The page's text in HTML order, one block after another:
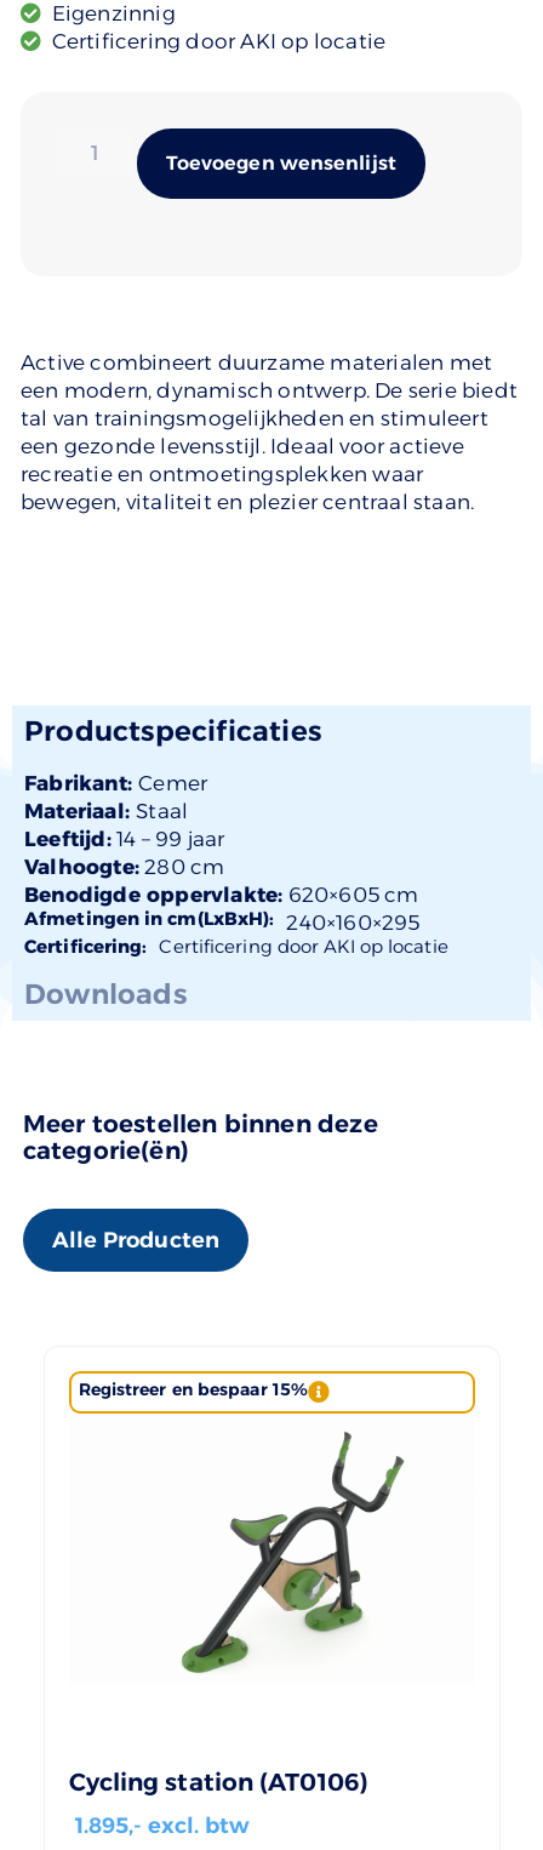
Eigenzinnig
Certificering door AKI op locatie
Toevoegen wensenlijst
Active combineert duurzame materialen met
een modern, dynamisch ontwerp. De serie biedt
tal van trainingsmogelijkheden en stimuleert
een gezonde levensstijl. Ideaal voor actieve
recreatie en ontmoetingsplekken waar
bewegen, vitaliteit en plezier centraal staan.
Productspecificaties
Fabrikant:Cemer
Materiaal:Staal
Leeftijd:14 – 99 jaar
Valhoogte: 280 cm
Benodigde oppervlakte: 620×605 cm
Afmetingen in cm(LxBxH): 240×160×295
Certificering: Certificering door AKI op locatie
Downloads
Meer toestellen binnen deze
categorie(ën)
Alle Producten
Registreer en bespaar 15%
Cycling station (AT0106)
1.895,- excl. btw